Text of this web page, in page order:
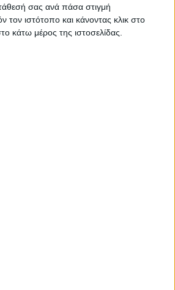
σας ανά πάσα στιγμή
τον ιστότοπο και κάνοντας κλικ στο
κάτω μέρος της ιστοσελίδας.